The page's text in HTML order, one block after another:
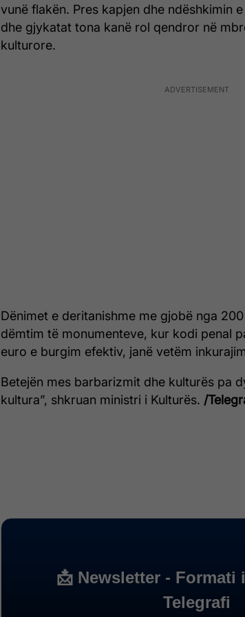
vunë flakën. Pres kapjen dhe ndëshkimin
dhe gjykatat tona kanë rol qendror në
kulturore.
Dënimet e deritanishme me gjobë nga
dëmtim të monumenteve, kur kodi penal
euro e burgim efektiv, janë vetëm
Betejën mes barbarizmit dhe kulturës pa
kultura”, shkruan ministri i Kulturës. /